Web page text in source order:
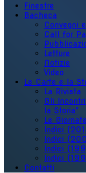
Finestre
Bacheca
Convegni
Call for
Letture
Notizie
Video
Le Carte e la
La Rivista
Gli
la Storia"
Le
Indici
Indici
Indici
Indici
Contatti